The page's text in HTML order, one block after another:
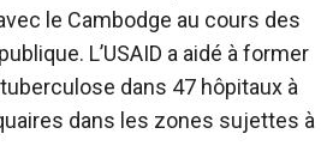
le Cambodge au cours des
L’USAID a aidé à former
dans 47 hôpitaux à
dans les zones sujettes à